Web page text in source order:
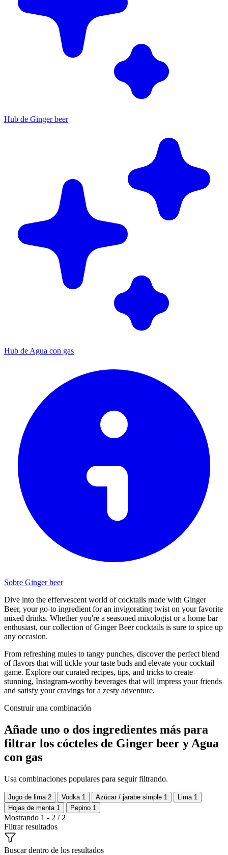
Hub de Ginger beer
Hub de Agua con gas
Sobre Ginger beer
Dive into the effervescent world of cocktails made with Ginger
Beer, your go-to ingredient for an invigorating twist on your favorite
mixed drinks. Whether you're a seasoned mixologist or a home bar
enthusiast, our collection of Ginger Beer cocktails is sure to spice up
any occasion.
From refreshing mules to tangy punches, discover the perfect blend
of flavors that will tickle your taste buds and elevate your cocktail
game. Explore our curated recipes, tips, and tricks to create
stunning, Instagram-worthy beverages that will impress your friends
and satisfy your cravings for a zesty adventure.
Construir una combinación
Añade uno o dos ingredientes más para
filtrar los cócteles de Ginger beer y Agua
con gas
Usa combinaciones populares para seguir filtrando.
Jugo de lima 2 Vodka 1 Azúcar / jarabe simple 1 Lima 1
Hojas de menta 1 Pepino 1
Mostrando 1 - 2 / 2
Filtrar resultados
Buscar dentro de los resultados